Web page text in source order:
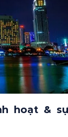
hoạt &